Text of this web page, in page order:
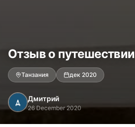
Отзыв о путешествии
Танзания дек 2020
Дмитрий
26 December 2020